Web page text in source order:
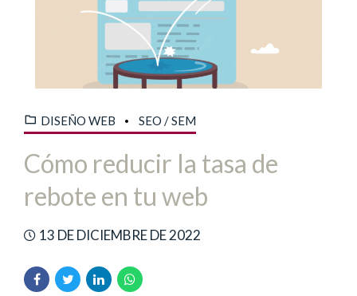
DISEÑO WEB SEO / SEM
Cómo reducir la tasa de
rebote en tu web
13 DE DICIEMBRE DE 2022